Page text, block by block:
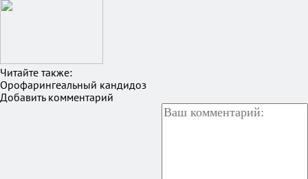
Читайте также:
Орофарингеальный кандидоз
Добавить комментарий